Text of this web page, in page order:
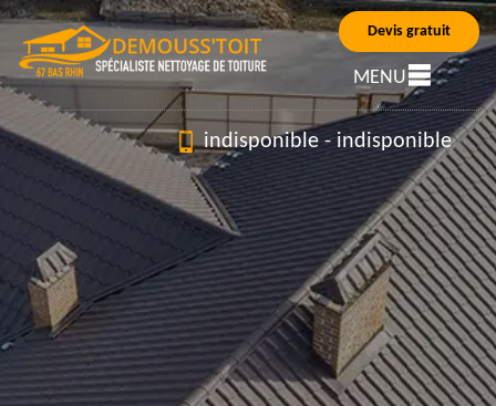
Devis gratuit
MENU
indisponible -indisponible